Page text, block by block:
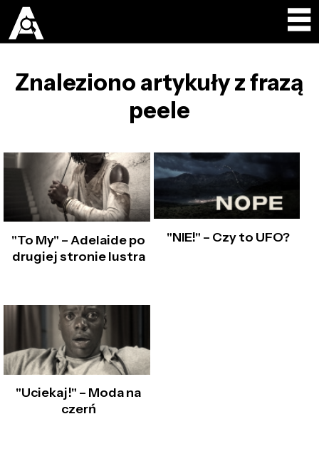
Znaleziono artykuły z frazą
peele
"To My" – Adelaide po
drugiej stronie lustra
"NIE!" – Czy to UFO?
"Uciekaj!" – Moda na
czerń